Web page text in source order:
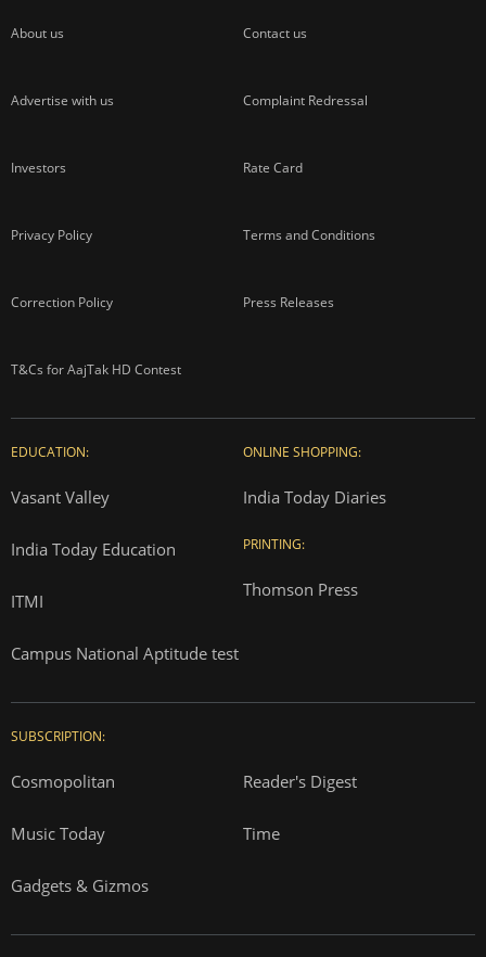
About us Contact us
Advertise with us Complaint Redressal
Investors Rate Card
Privacy Policy Terms and Conditions
Correction Policy Press Releases
T&Cs for AajTak HD Contest
EDUCATION:
Vasant Valley
India Today Education
ITMI
Campus National Aptitude test
ONLINE SHOPPING:
India Today Diaries
PRINTING:
Thomson Press
SUBSCRIPTION:
Cosmopolitan Reader's Digest
Music Today Time
Gadgets & Gizmos